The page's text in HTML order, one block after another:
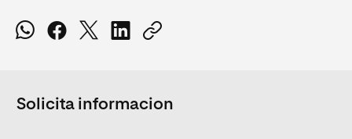
Solicita informacion